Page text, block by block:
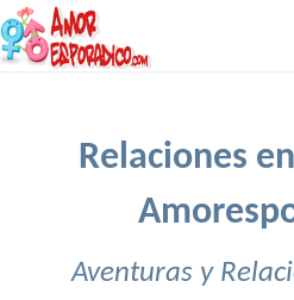
Relaciones
Aventuras y